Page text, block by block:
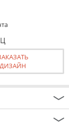
ДИЗАЙН